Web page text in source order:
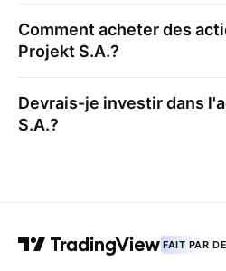
Comment acheter des
Projekt S.A.?
Devrais-je investir dans
S.A.?
FAIT PAR